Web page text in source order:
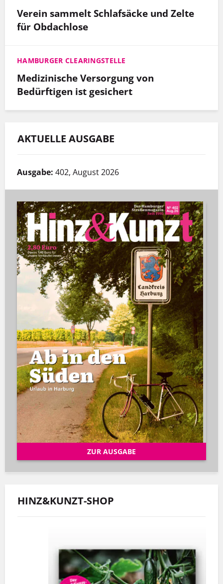
Verein sammelt Schlafsäcke und Zelte
für Obdachlose
HAMBURGER CLEARINGSTELLE
Medizinische Versorgung von
Bedürftigen ist gesichert
AKTUELLE AUSGABE
Ausgabe: 402, August 2026
ZUR AUSGABE
HINZ&KUNZT-SHOP